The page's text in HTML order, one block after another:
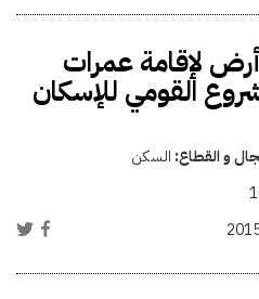
لإقامة عمرات
القومي للإسكان
و القطاع: السكن